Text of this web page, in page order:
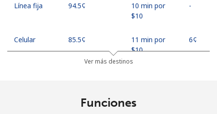
Línea fija ⁦94.5¢⁩
10 min por
⁦$10⁩
-
Celular ⁦85.5¢⁩
11 min por
⁦$10⁩
⁦6¢⁩
⁦44.5¢⁩
22 min por
Ver más destinos
Funciones